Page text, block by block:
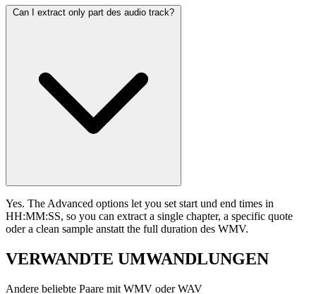
Can I extract only part des audio track?
Yes. The Advanced options let you set start und end times in
HH:MM:SS, so you can extract a single chapter, a specific quote
oder a clean sample anstatt the full duration des WMV.
VERWANDTE UMWANDLUNGEN
Andere beliebte Paare mit WMV oder WAV